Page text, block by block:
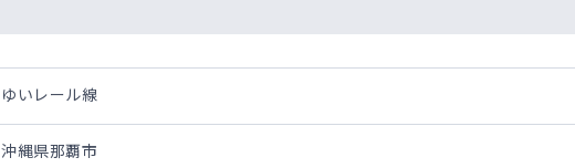
ゆいレール線
沖縄県那覇市